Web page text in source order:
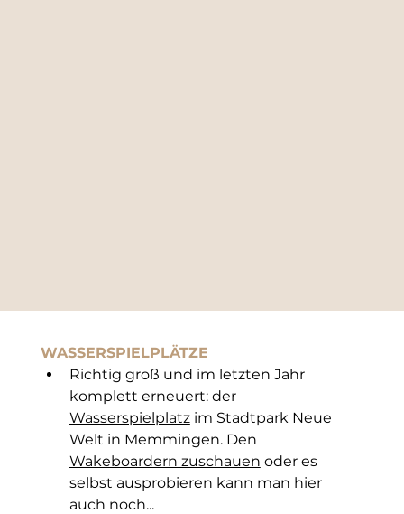
WASSERSPIELPLÄTZE
Richtig groß und im letzten Jahr
komplett erneuert: der
Wasserspielplatz im Stadtpark Neue
Welt in Memmingen. Den
Wakeboardern zuschauen oder es
selbst ausprobieren kann man hier
auch noch...